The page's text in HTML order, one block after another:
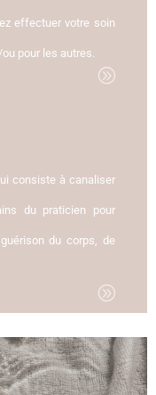
effectuer votre soin
pour les autres.
A
consiste à canaliser
du praticien pour
du corps, de
A